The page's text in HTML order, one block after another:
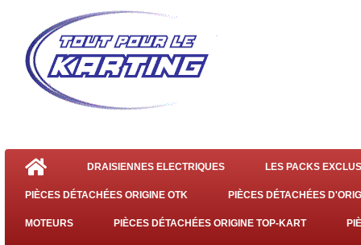
DRAISIENNES ELECTRIQUES LES PACKS
PIÈCES DÉTACHÉES ORIGINE OTK PIÈCES DÉTACHÉES
MOTEURS PIÈCES DÉTACHÉES ORIGINE TOP-KART